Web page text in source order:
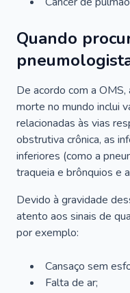
Quando
De acordo com a
morte no mundo inclui
relacionadas às vias
obstrutiva crônica, as
inferiores (como a
traqueia e brônquios e
Devido à gravidade
atento aos sinais de
por exemplo:
Cansaço sem
Falta de ar;